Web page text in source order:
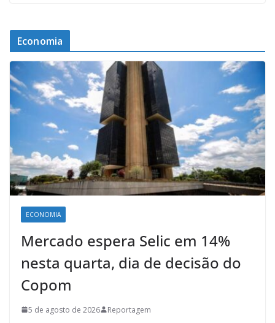
Economia
ECONOMIA
Mercado espera Selic em 14%
nesta quarta, dia de decisão do
Copom
5 de agosto de 2026 Reportagem